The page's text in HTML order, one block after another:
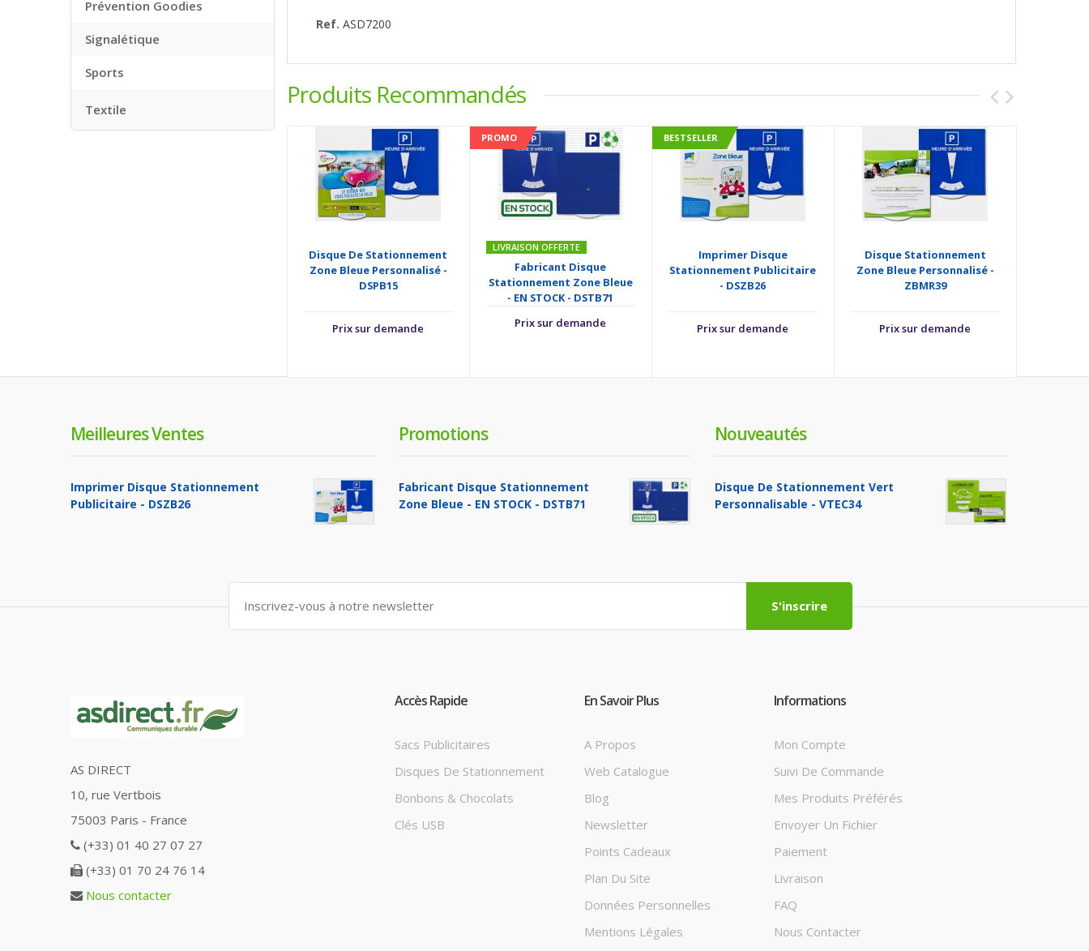
Prévention Goodies
Signalétique
Sports
Textile
Ref. ASD7200
Produits Recommandés
Disque De Stationnement
Zone Bleue Personnalisé -
DSPB15
Prix sur demande
PROMO
LIVRAISON OFFERTE
Fabricant Disque
Stationnement Zone Bleue
- EN STOCK - DSTB71
Prix sur demande
BESTSELLER
Imprimer Disque
Stationnement Publicitaire
- DSZB26
Prix sur demande
Disque Stationnement
Zone Bleue Personnalisé -
ZBMR39
Prix sur demande
Meilleures Ventes
Imprimer Disque Stationnement
Publicitaire - DSZB26
Promotions
Fabricant Disque Stationnement
Zone Bleue - EN STOCK - DSTB71
Nouveautés
Disque De Stationnement Vert
Personnalisable - VTEC34
S'inscrire
AS DIRECT
10, rue Vertbois
75003 Paris - France
(+33) 01 40 27 07 27
(+33) 01 70 24 76 14
Nous contacter
Accès Rapide
Sacs Publicitaires
Disques De Stationnement
Bonbons & Chocolats
Clés USB
En Savoir Plus
A Propos
Web Catalogue
Blog
Newsletter
Points Cadeaux
Plan Du Site
Données Personnelles
Mentions Légales
Informations
Mon Compte
Suivi De Commande
Mes Produits Préférés
Envoyer Un Fichier
Paiement
Livraison
FAQ
Nous Contacter